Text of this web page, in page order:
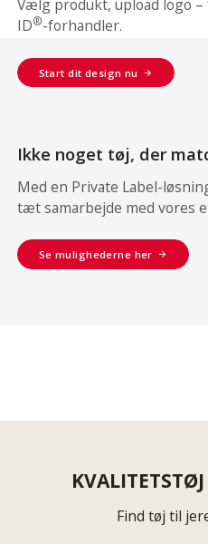
Vælg produkt, upload logo
ID®-forhandler.
Start dit design nu
Ikke noget tøj, der
Med en Private Label-
tæt samarbejde med vores
Se mulighederne her
Find tøj til